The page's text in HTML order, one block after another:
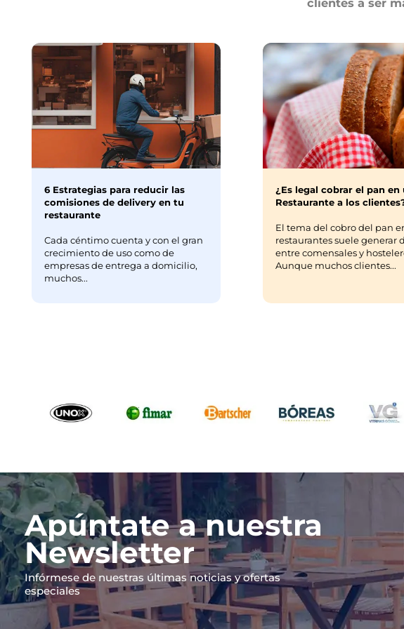
clientes a ser
6 Estrategias para reducir las
comisiones de delivery en tu
restaurante
Cada céntimo cuenta y con el gran
crecimiento de uso como de
empresas de entrega a domicilio,
muchos...
¿Es legal cobrar el pan en
Restaurante a los
El tema del cobro del pan
restaurantes suele generar
entre comensales y
Aunque muchos clientes...
Apúntate a nuestra
Newsletter
Infórmese de nuestras últimas noticias y ofertas
especiales